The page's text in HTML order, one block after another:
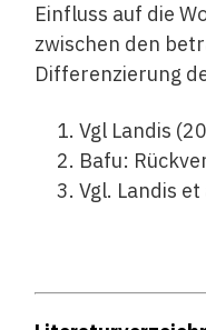
Einfluss auf die
zwischen den
Differenzierung
Vgl Landis
Bafu:
Vgl. Landis